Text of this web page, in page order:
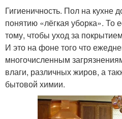
Гигиеничность. Пол на кухне
понятию «лёгкая уборка». То
тому, чтобы уход за
И это на фоне того что
многочисленным
влаги, различных жиров, а
бытовой химии.